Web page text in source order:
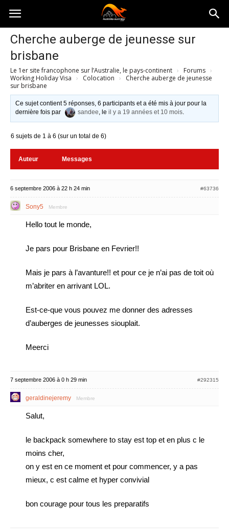
Australia-
australie.com
Cherche auberge de jeunesse sur
brisbane
Le 1er site francophone sur l’Australie, le pays-continent › Forums ›
Working Holiday Visa › Colocation ›
Cherche auberge de jeunesse
sur brisbane
Ce sujet contient 5 réponses, 6 participants et a été mis à jour pour la
dernière fois par
sandee, leil y a 19 années et 10 mois.
6 sujets de 1 à 6 (sur un total de 6)
Auteur Messages
6 septembre 2006 à 22 h 24 min #63736
Sony5 Membre
Hello tout le monde,
Je pars pour Brisbane en Fevrier!!
Mais je pars à l’avanture!! et pour ce je n’ai pas de toit où
m’abriter en arrivant LOL.
Est-ce-que vous pouvez me donner des adresses
d’auberges de jeunesses siouplait.
Meerci
7 septembre 2006 à 0 h 29 min #292315
geraldinejeremy Membre
Salut,
le backpack somewhere to stay est top et en plus c le
moins cher,
on y est en ce moment et pour commencer, y a pas
mieux, c est calme et hyper convivial
bon courage pour tous les preparatifs